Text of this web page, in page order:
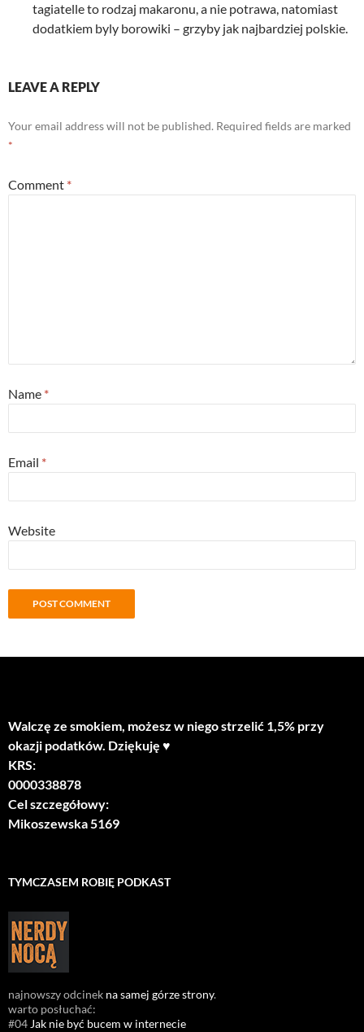
tagiatelle to rodzaj makaronu, a nie potrawa, natomiast
dodatkiem byly borowiki – grzyby jak najbardziej polskie.
LEAVE A REPLY
Your email address will not be published. Required fields are marked
*
Comment *
Name *
Email *
Website
Walczę ze smokiem, możesz w niego strzelić 1,5% przy
okazji podatków. Dziękuję ♥
KRS:
0000338878
Cel szczegółowy:
Mikoszewska 5169
TYMCZASEM ROBIĘ PODKAST
najnowszy odcinek na samej górze strony.
warto posłuchać:
#04Jak nie być bucem w internecie